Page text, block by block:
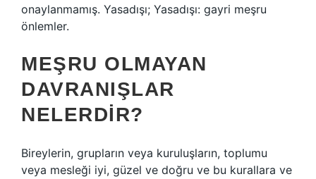
onaylanmamış. Yasadışı; Yasadışı: gayri meşru
önlemler.
MEŞRU OLMAYAN
DAVRANIŞLAR
NELERDIR?
Bireylerin, grupların veya kuruluşların, toplumu
veya mesleği iyi, güzel ve doğru ve bu kurallara ve